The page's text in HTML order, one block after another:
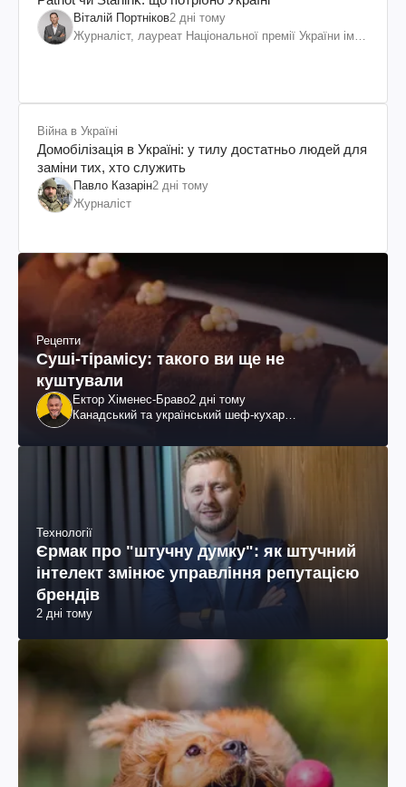
Віталій Портніков2 дні тому
Журналіст, лауреат Національної премії України ім.
Війна в Україні
Домобілізація в Україні: у тилу достатньо людей для
заміни тих, хто служить
Павло Казарін2 дні тому
Журналіст
Рецепти
Суші-тірамісу: такого ви ще не
куштували
Ектор Хіменес-Браво2 дні тому
Канадський та український шеф-кухар
Технології
Єрмак про "штучну думку": як штучний
інтелект змінює управління репутацією
брендів
2 дні тому